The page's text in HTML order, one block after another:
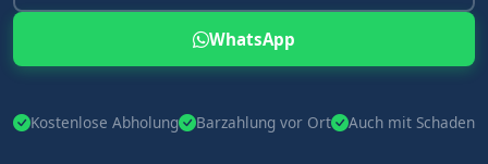
WhatsApp
Kostenlose Abholung Barzahlung vor Ort Auch mit Schaden